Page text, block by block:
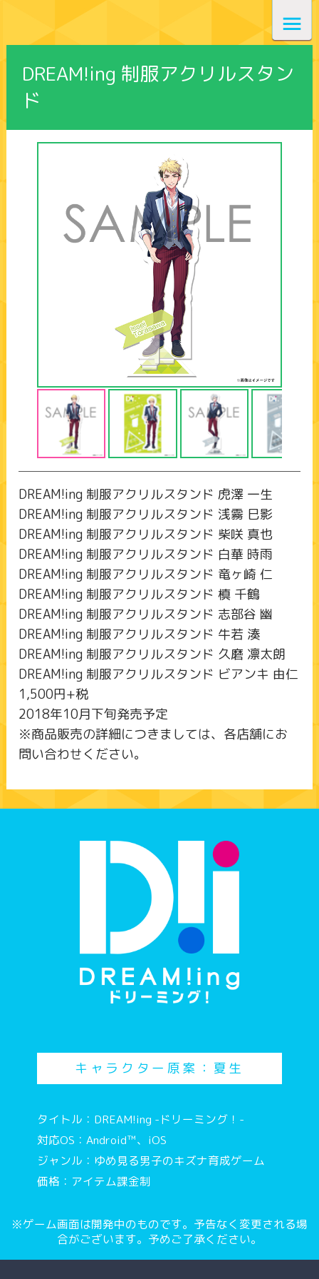
DREAM!ing 制服アクリルスタン
ド
DREAM!ing 制服アクリルスタンド 虎澤 一生
DREAM!ing 制服アクリルスタンド 浅霧 巳影
DREAM!ing 制服アクリルスタンド 柴咲 真也
DREAM!ing 制服アクリルスタンド 白華 時雨
DREAM!ing 制服アクリルスタンド 竜ヶ崎 仁
DREAM!ing 制服アクリルスタンド 槙 千鶴
DREAM!ing 制服アクリルスタンド 志部谷 幽
DREAM!ing 制服アクリルスタンド 牛若 湊
DREAM!ing 制服アクリルスタンド 久磨 凛太朗
DREAM!ing 制服アクリルスタンド ビアンキ 由仁
1,500円+税
2018年10月下旬発売予定
※商品販売の詳細につきましては、各店舗にお
問い合わせください。
キャラクター原案：夏生
タイトル：DREAM!ing -ドリーミング！-
対応OS：Android™、iOS
ジャンル：ゆめ見る男子のキズナ育成ゲーム
価格：アイテム課金制
※ゲーム画面は開発中のものです。予告なく変更される場
合がございます。予めご了承ください。